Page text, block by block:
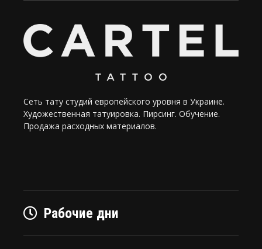
Сеть тату студий европейского уровня в Украине.
Художественная татуировка. Пирсинг. Обучение.
Продажа расходных материалов.
Рабочие дни